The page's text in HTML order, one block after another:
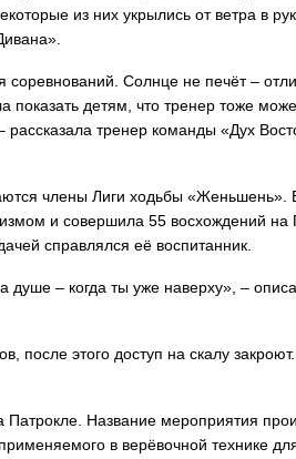
из них укрылись от ветра в
соревнований. Солнце не печёт –
показать детям, что тренер тоже
тренер команды «Дух
члены Лиги ходьбы «Женьшень».
и совершила 55 восхождений
справлялся её воспитанник.
– когда ты уже наверху», –
после этого доступ на скалу
Патрокле. Название мероприятия
в верёвочной технике
На
топливо –